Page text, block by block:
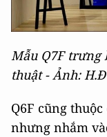
Mẫu Q7F trưng
thuật - Ảnh: H.Đ
Q6F cũng
nhưng nhắm